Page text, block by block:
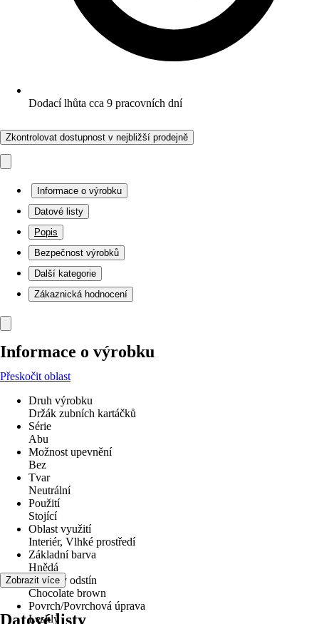
Dodací lhůta cca 9 pracovních dní
Zkontrolovat dostupnost v nejbližší prodejně
Informace o výrobku
Datové listy
Popis
Bezpečnost výrobků
Další kategorie
Zákaznická hodnocení
Informace o výrobku
Přeskočit oblast
Druh výrobku
Držák zubních kartáčků
Série
Abu
Možnost upevnění
Bez
Tvar
Neutrální
Použití
Stojící
Oblast využití
Interiér, Vlhké prostředí
Základní barva
Hnědá
Barevný odstín
Chocolate brown
Povrch/Povrchová úprava
Lesklý
Zobrazit více
Datové listy